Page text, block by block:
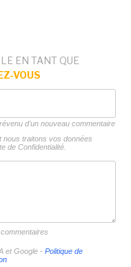
EN TANT QUE
VOUS
d'un nouveau commentaire
nous traitons vos données
de Confidentialité.
et Google - Politique de